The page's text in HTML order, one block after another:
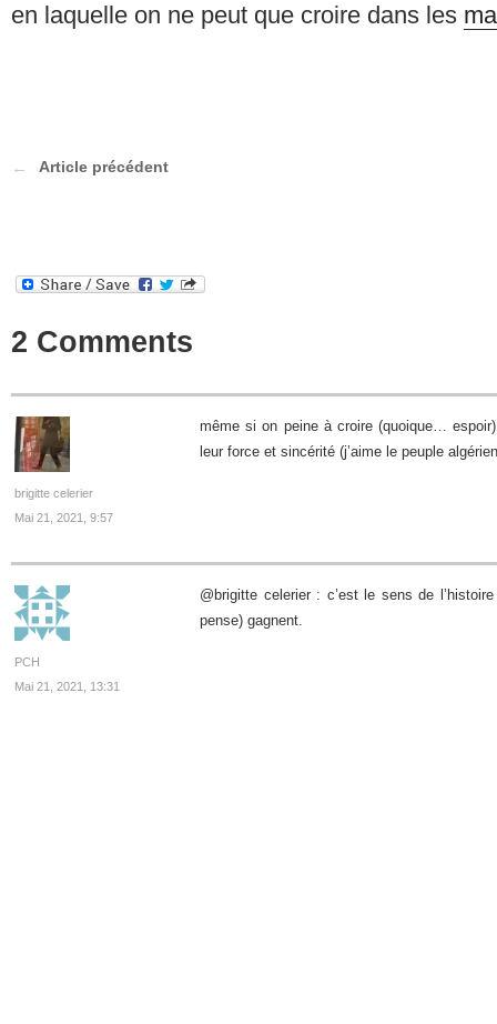
en laquelle on ne peut que croire dans les
Article précédent
2 Comments
brigitte celerier
Mai 21, 2021, 9:57
même si on peine à croire (quoique…
leur force et sincérité (j’aime le peuple
PCH
Mai 21, 2021, 13:31
@brigitte celerier : c’est le sens de
pense) gagnent.